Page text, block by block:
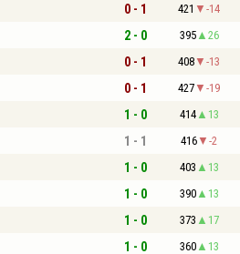
0 - 1 421 -14
2 - 0 395 26
0 - 1 408 -13
0 - 1 427 -19
1 - 0 414 13
1 - 1 416 -2
1 - 0 403 13
1 - 0 390 13
1 - 0 373 17
1 - 0 360 13